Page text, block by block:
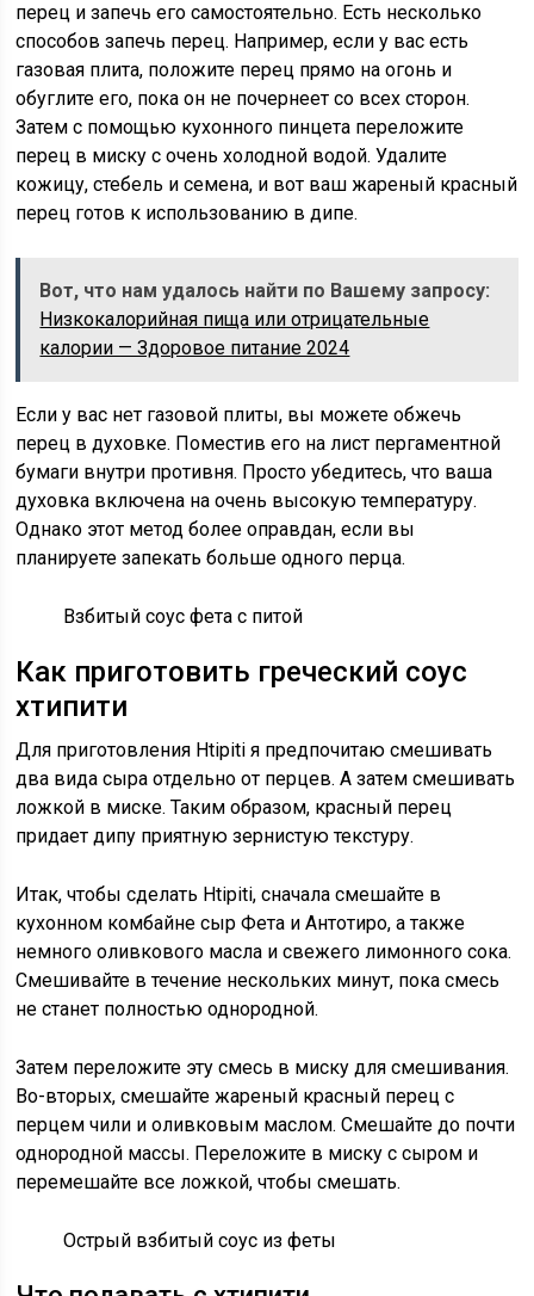
перец и запечь его самостоятельно. Есть несколько
способов запечь перец. Например, если у вас есть
газовая плита, положите перец прямо на огонь и
обуглите его, пока он не почернеет со всех сторон.
Затем с помощью кухонного пинцета переложите
перец в миску с очень холодной водой. Удалите
кожицу, стебель и семена, и вот ваш жареный красный
перец готов к использованию в дипе.
Вот, что нам удалось найти по Вашему запросу:
Низкокалорийная пища или отрицательные
калории — Здоровое питание 2024
Если у вас нет газовой плиты, вы можете обжечь
перец в духовке. Поместив его на лист пергаментной
бумаги внутри противня. Просто убедитесь, что ваша
духовка включена на очень высокую температуру.
Однако этот метод более оправдан, если вы
планируете запекать больше одного перца.
Взбитый соус фета с питой
Как приготовить греческий соус
хтипити
Для приготовления Htipiti я предпочитаю смешивать
два вида сыра отдельно от перцев. А затем смешивать
ложкой в ​​миске. Таким образом, красный перец
придает дипу приятную зернистую текстуру.
Итак, чтобы сделать Htipiti, сначала смешайте в
кухонном комбайне сыр Фета и Антотиро, а также
немного оливкового масла и свежего лимонного сока.
Смешивайте в течение нескольких минут, пока смесь
не станет полностью однородной.
Затем переложите эту смесь в миску для смешивания.
Во-вторых, смешайте жареный красный перец с
перцем чили и оливковым маслом. Смешайте до почти
однородной массы. Переложите в миску с сыром и
перемешайте все ложкой, чтобы смешать.
Острый взбитый соус из феты